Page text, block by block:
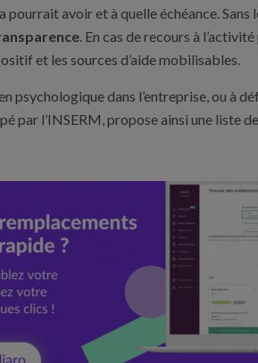
pourrait avoir et à quelle échéance.
. En cas de recours à
et les sources d’aide mobilisables.
psychologique dans l’entreprise, ou à
par l’INSERM, propose ainsi une liste